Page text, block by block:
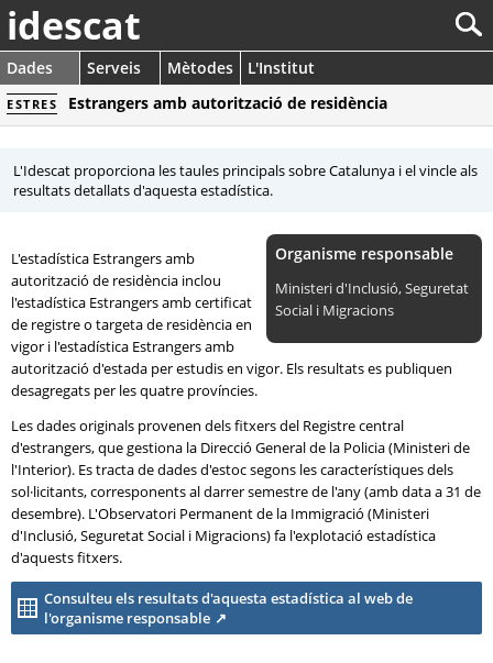
idescat
Dades Serveis Mètodes L'Institut
ESTRES Estrangers amb autorització de residència
L'Idescat proporciona les taules principals sobre Catalunya i el vincle als
resultats detallats d'aquesta estadística.
Organisme responsable
Ministeri d'Inclusió, Seguretat
Social i Migracions
L'estadística Estrangers amb
autorització de residència inclou
l'estadística Estrangers amb certificat
de registre o targeta de residència en
vigor i l'estadística Estrangers amb
autorització d'estada per estudis en vigor. Els resultats es publiquen
desagregats per les quatre províncies.
Les dades originals provenen dels fitxers del Registre central
d'estrangers, que gestiona la Direcció General de la Policia (Ministeri de
l'Interior). Es tracta de dades d'estoc segons les característiques dels
sol·licitants, corresponents al darrer semestre de l'any (amb data a 31 de
desembre). L'Observatori Permanent de la Immigració (Ministeri
d'Inclusió, Seguretat Social i Migracions) fa l'explotació estadística
d'aquests fitxers.
Consulteu els resultats d'aquesta estadística al web de
l'organisme responsable